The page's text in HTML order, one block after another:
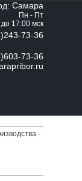
Самара
Пн - Пт
17:00 мск
73-36
73-36
-